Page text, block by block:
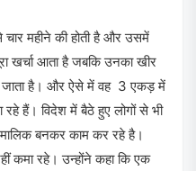
महीने की होती है और उसमें
आता है जबकि उनका खीर
है। और ऐसे में वह 3 एकड़ में
हैं। विदेश में बैठे हुए लोगों से भी
बनकर काम कर रहे है।
कमा रहे। उन्होंने कहा कि एक